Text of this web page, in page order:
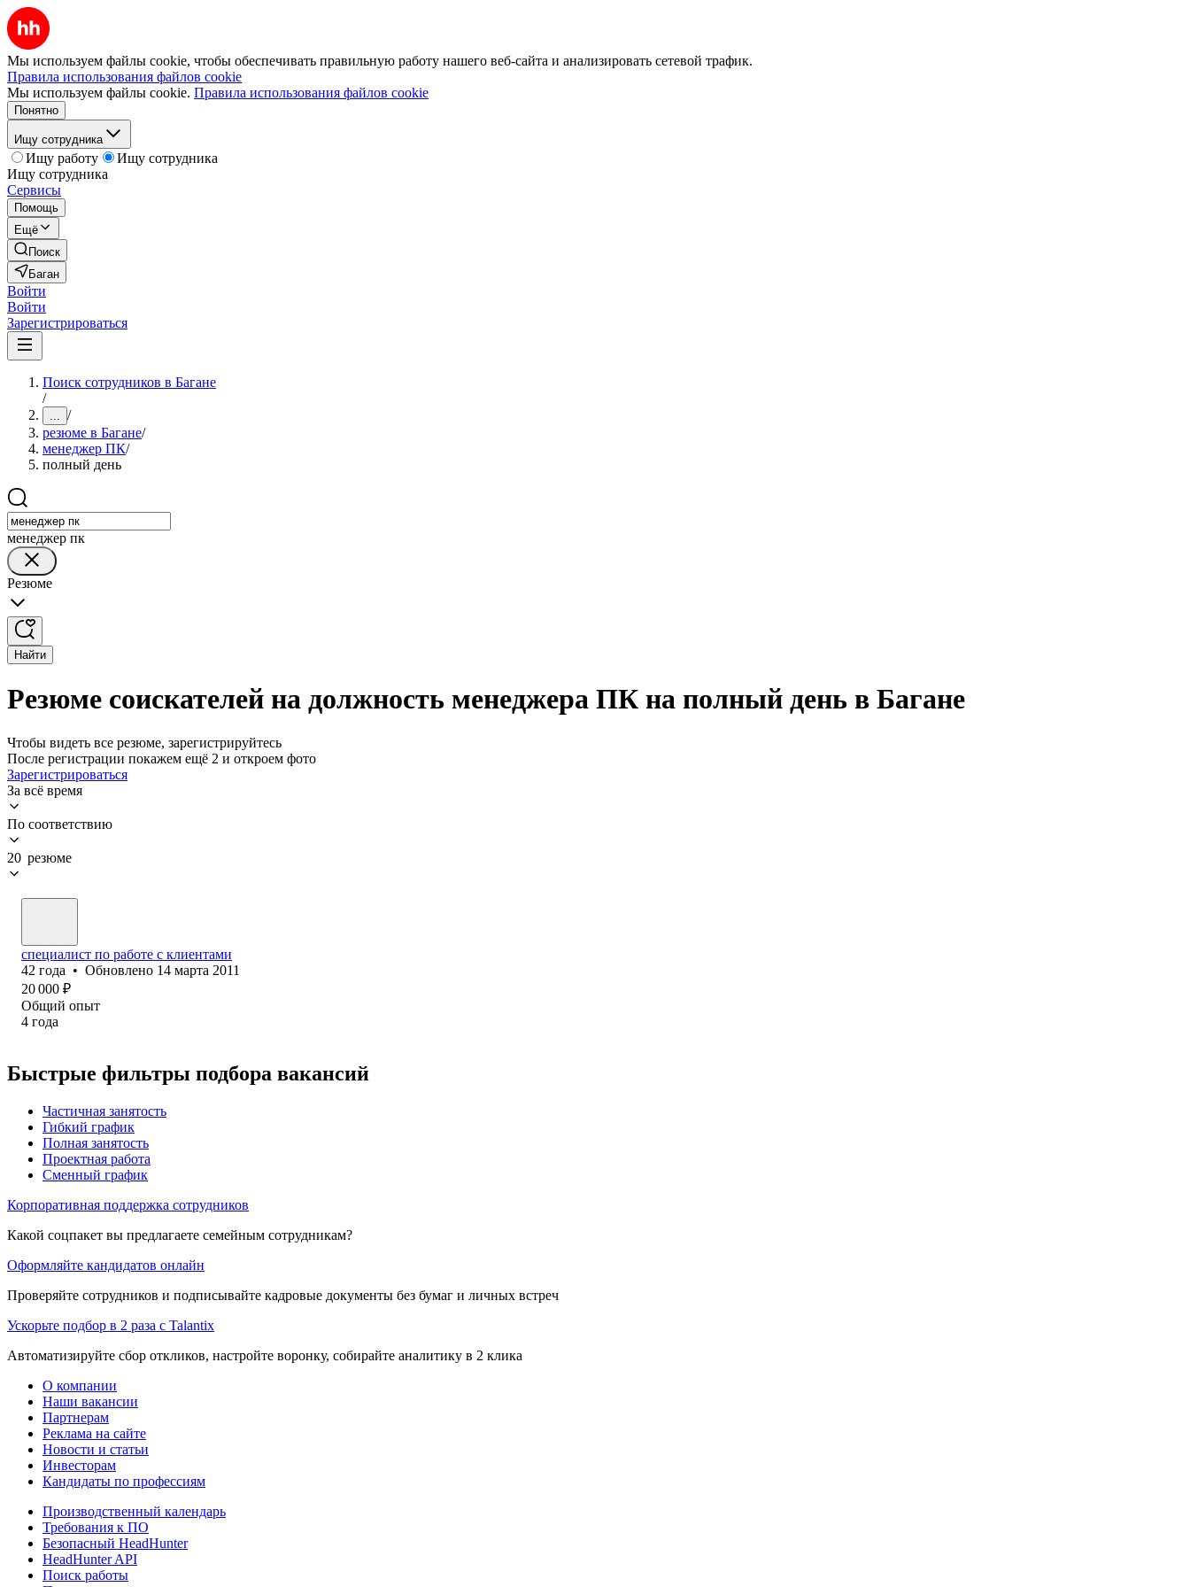
Мы используем файлы cookie, чтобы обеспечивать правильную работу нашего веб-сайта и анализировать сетевой трафик.
Правила использования файлов cookie
Мы используем файлы cookie. Правила использования файлов cookie
Понятно
Ищу сотрудника
Ищу работу
Ищу сотрудника
Ищу сотрудника
Сервисы
Помощь
Ещё
Поиск
Баган
Войти
Войти
Зарегистрироваться
Поиск сотрудников в Багане
/
... /
резюме в Багане/
менеджер ПК/
полный день
менеджер пк
Резюме
Найти
Резюме соискателей на должность менеджера ПК на полный день в Багане
Чтобы видеть все резюме, зарегистрируйтесь
После регистрации покажем ещё 2 и откроем фото
Зарегистрироваться
За всё время
По соответствию
20 резюме
специалист по работе с клиентами
42 года • Обновлено 14 марта 2011
20 000 ₽
Общий опыт
4 года
Быстрые фильтры подбора вакансий
Частичная занятость
Гибкий график
Полная занятость
Проектная работа
Сменный график
Корпоративная поддержка сотрудников
Какой соцпакет вы предлагаете семейным сотрудникам?
Оформляйте кандидатов онлайн
Проверяйте сотрудников и подписывайте кадровые документы без бумаг и личных встреч
Ускорьте подбор в 2 раза с Talantix
Автоматизируйте сбор откликов, настройте воронку, собирайте аналитику в 2 клика
О компании
Наши вакансии
Партнерам
Реклама на сайте
Новости и статьи
Инвесторам
Кандидаты по профессиям
Производственный календарь
Требования к ПО
Безопасный HeadHunter
HeadHunter API
Поиск работы